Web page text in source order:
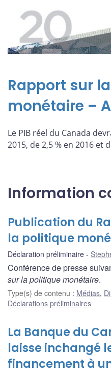
Rapport sur
monétaire –
Le PIB réel du Canada
2015, de 2,5 % en 2016 et
Information
Publication du
la politique
Déclaration préliminaire
Conférence de presse
sur la politique monétaire.
Type(s) de contenu : Médias,
Déclarations préliminaires
La Banque du
laisse inchangé
financement à